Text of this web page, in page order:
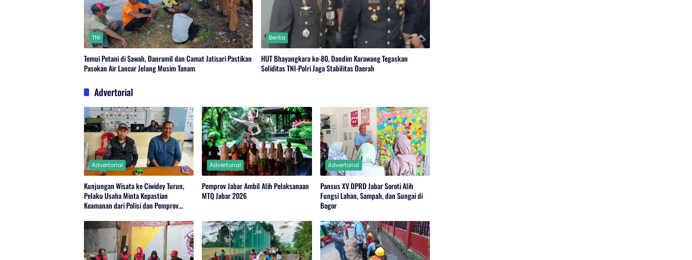
TNI
Temui Petani di Sawah, Danramil dan Camat Jatisari Pastikan
Pasokan Air Lancar Jelang Musim Tanam
Berita
HUT Bhayangkara ke-80, Dandim Karawang Tegaskan
Soliditas TNI-Polri Jaga Stabilitas Daerah
Advertorial
Advertorial
Kunjungan Wisata ke Ciwidey Turun,
Pelaku Usaha Minta Kepastian
Keamanan dari Polisi dan Pemprov
Advertorial
Pemprov Jabar Ambil Alih Pelaksanaan
MTQ Jabar 2026
Advertorial
Pansus XV DPRD Jabar Soroti Alih
Fungsi Lahan, Sampah, dan Sungai di
Bogor